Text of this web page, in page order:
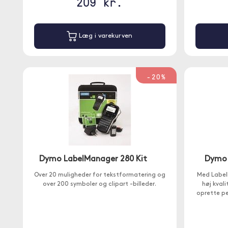
Læg i varekurven
-20%
Dymo LabelManager 280 Kit
Over 20 muligheder for tekstformatering og
over 200 symboler og clipart -billeder.
Med
høj
oprette